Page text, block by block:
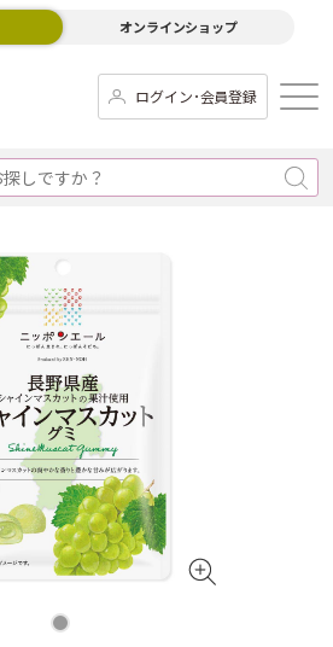
オンラインショップ
ログイン･会員登録